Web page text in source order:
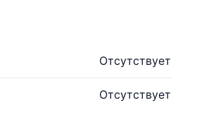
Отсутствует
Отсутствует